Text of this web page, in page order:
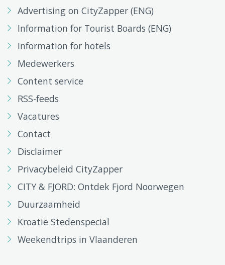
Advertising on CityZapper (ENG)
Information for Tourist Boards (ENG)
Information for hotels
Medewerkers
Content service
RSS-feeds
Vacatures
Contact
Disclaimer
Privacybeleid CityZapper
CITY & FJORD: Ontdek Fjord Noorwegen
Duurzaamheid
Kroatië Stedenspecial
Weekendtrips in Vlaanderen